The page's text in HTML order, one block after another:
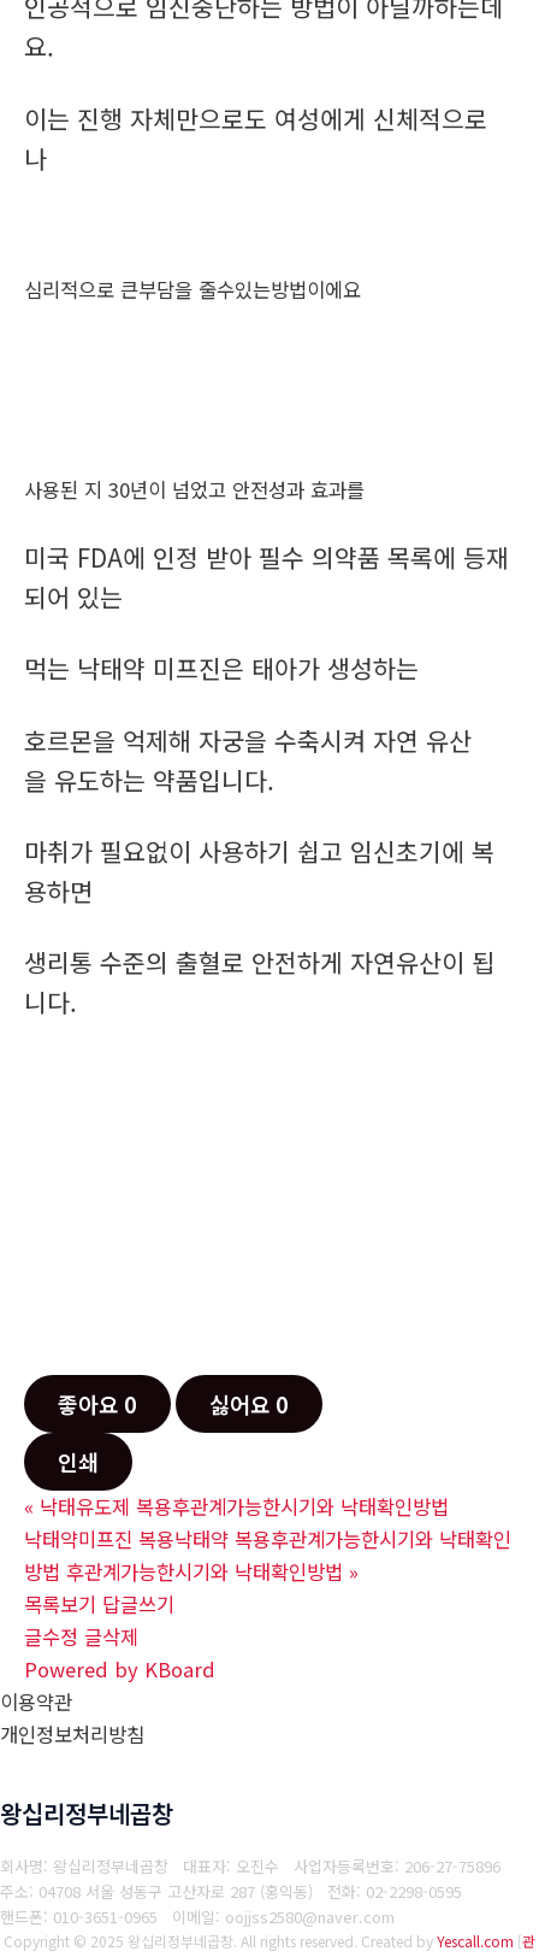
요.
이는 진행 자체만으로도 여성에게 신체적으로
나
심리적으로 큰부담을 줄수있는방법이에요
사용된 지 30년이 넘었고 안전성과 효과를
미국 FDA에 인정 받아 필수 의약품 목록에 등재
되어 있는
먹는 낙태약 미프진은 태아가 생성하는
호르몬을 억제해 자궁을 수축시켜 자연 유산
을 유도하는 약품입니다.
마취가 필요없이 사용하기 쉽고 임신초기에 복
용하면
생리통 수준의 출혈로 안전하게 자연유산이 됩
니다.
좋아요 0 싫어요 0
인쇄
« 낙태유도제 복용후관계가능한시기와 낙태확인방법
낙태약미프진 복용낙태약 복용후관계가능한시기와 낙태확인
방법 후관계가능한시기와 낙태확인방법 »
목록보기 답글쓰기
글수정 글삭제
Powered by KBoard
이용약관
개인정보처리방침
왕십리정부네곱창
회사명: 왕십리정부네곱창 대표자: 오진수 사업자등록번호: 206-27-75896
주소: 04708 서울 성동구 고산자로 287 (홍익동) 전화: 02-2298-0595
핸드폰: 010-3651-0965
이메일: oojjss2580@naver.com
Copyright © 2025 왕십리정부네곱창. All rights reserved. Created byYescall.com [관